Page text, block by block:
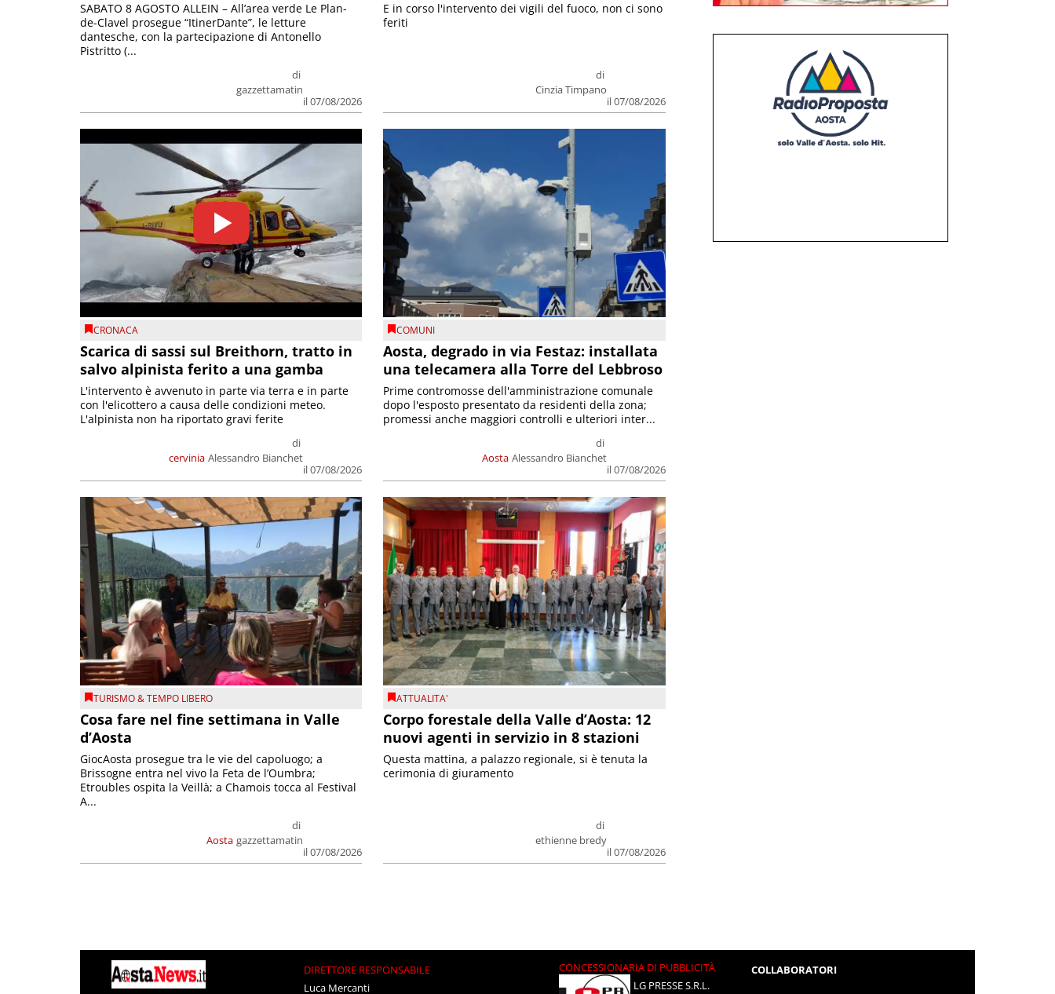
di
gazzettamatin
il 07/08/2026
SABATO 8 AGOSTO ALLEIN – All’area verde Le Plan-
de-Clavel prosegue “ItinerDante”, le letture
dantesche, con la partecipazione di Antonello
Pistritto (...
di
Cinzia Timpano
il 07/08/2026
E in corso l'intervento dei vigili del fuoco, non ci sono
feriti
CRONACA
Scarica di sassi sul Breithorn, tratto in
salvo alpinista ferito a una gamba
cervinia
di
Alessandro Bianchet
il 07/08/2026
L'intervento è avvenuto in parte via terra e in parte
con l'elicottero a causa delle condizioni meteo.
L'alpinista non ha riportato gravi ferite
COMUNI
Aosta, degrado in via Festaz: installata
una telecamera alla Torre del Lebbroso
Aosta
di
Alessandro Bianchet
il 07/08/2026
Prime contromosse dell'amministrazione comunale
dopo l'esposto presentato da residenti della zona;
promessi anche maggiori controlli e ulteriori inter...
TURISMO & TEMPO LIBERO
Cosa fare nel fine settimana in Valle
d’Aosta
Aosta
di
gazzettamatin
il 07/08/2026
GiocAosta prosegue tra le vie del capoluogo; a
Brissogne entra nel vivo la Feta de l’Oumbra;
Etroubles ospita la Veillà; a Chamois tocca al Festival
A...
ATTUALITA'
Corpo forestale della Valle d’Aosta: 12
nuovi agenti in servizio in 8 stazioni
di
ethienne bredy
il 07/08/2026
Questa mattina, a palazzo regionale, si è tenuta la
cerimonia di giuramento
DIRETTORE RESPONSABILE
Luca Mercanti
CONCESSIONARIA DI PUBBLICITÀ
LG PRESSE S.R.L.
COLLABORATORI